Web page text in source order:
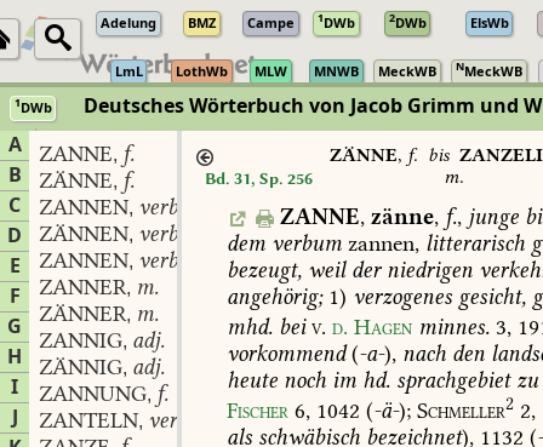
Adelung BMZ Campe 1DWb 2DWb ElsWb
LmL LothWb MLW MNWB MeckWB NMeckWB
1DWb Deutsches Wörterbuch von Jacob Grimm und
A
B
C
D
E
F
G
H
I
J
ZANNE, f.
ZÄNNE, f.
ZANNEN, verb.
ZÄNNEN, verb.
ZANNEN, verb.
ZANNER, m.
ZÄNNER, m.
ZANNIG, adj.
ZÄNNIG, adj.
ZANNUNG, f.
ZANTELN, verb.
Bd. 31, Sp. 256
ZÄNNE, f. bis
m.
ZANNE, zänne, f., junge
dem verbum zannen, litterarisch
bezeugt, weilderniedrigen
angehörig;1) verzogenes gesicht,
mhd. bei v. d. Hagen minnes. 3,
vorkommend(-a-), nach den
heute noch im hd. sprachgebietzu
Fischer 6, 1042 (-ä-); Schmeller2 2,
als schwäbisch bezeichnet), 1132 (